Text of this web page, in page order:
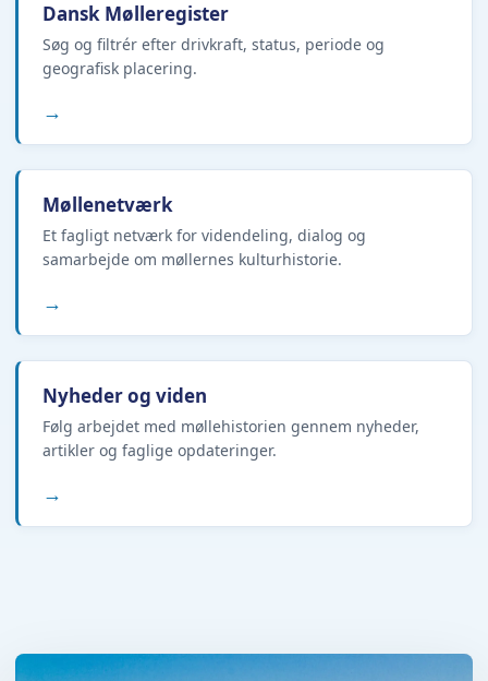
Dansk Mølleregister
Søg og filtrér efter drivkraft, status, periode og
geografisk placering.
→
Møllenetværk
Et fagligt netværk for videndeling, dialog og
samarbejde om møllernes kulturhistorie.
→
Nyheder og viden
Følg arbejdet med møllehistorien gennem nyheder,
artikler og faglige opdateringer.
→